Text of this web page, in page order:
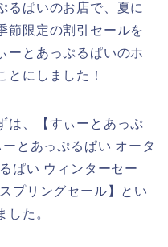
るぱいのお店で、夏に
節限定の割引セールを
ーとあっぷるぱいのホ
とにしました！
は、【すぃーとあっぷ
とあっぷるぱい オータ
ぱい ウィンターセー
プリングセール】とい
した。